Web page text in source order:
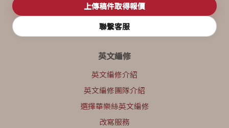
上傳稿件取得報價
聯繫客服
英文編修
英文編修介紹
英文編修團隊介紹
選擇華樂絲英文編修
改寫服務